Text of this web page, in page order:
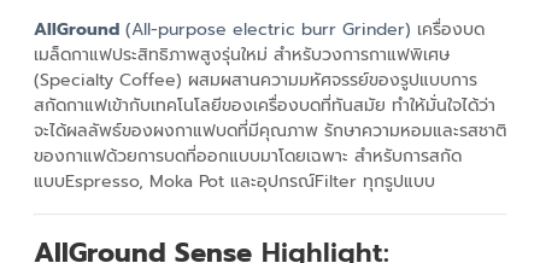
AllGround (All-purpose electric burr Grinder) เครื่องบด
เมล็ดกาแฟประสิทธิภาพสูงรุ่นใหม่ สำหรับวงการกาแฟพิเศษ
(Specialty Coffee) ผสมผสานความมหัศจรรย์ของรูปแบบการ
สกัดกาแฟเข้ากับเทคโนโลยีของเครื่องบดที่ทันสมัย ทำให้มั่นใจได้ว่า
จะได้ผลลัพธ์ของผงกาแฟบดที่มีคุณภาพ รักษาความหอมและรสชาติ
ของกาแฟด้วยการบดที่ออกแบบมาโดยเฉพาะ สำหรับการสกัด
แบบEspresso, Moka Pot และอุปกรณ์Filter ทุกรูปแบบ
AllGround Sense Highlight: